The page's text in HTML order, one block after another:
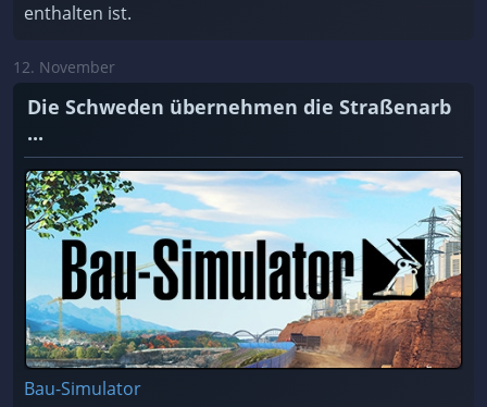
enthalten ist.
12. November
Die Schweden übernehmen die Straßenarb
...
Bau-Simulator